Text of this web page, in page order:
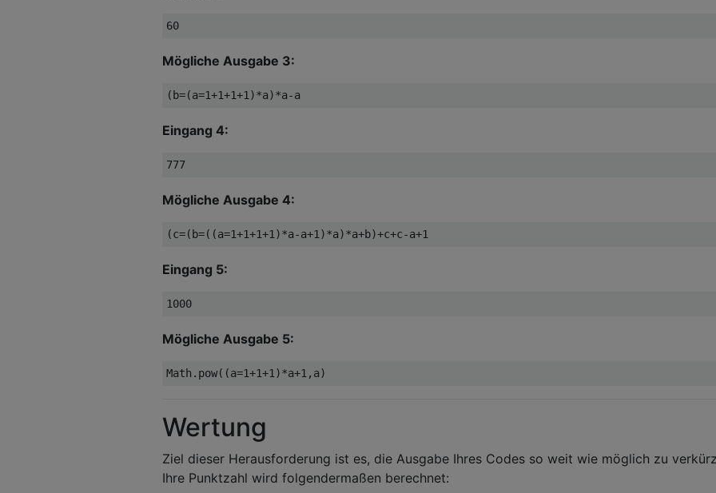
Mögliche Ausgabe 3:
Eingang 4:
Mögliche Ausgabe 4:
Eingang 5:
Mögliche Ausgabe 5:
Wertung
Ziel dieser Herausforderung ist es, die Ausgabe Ihres Codes so weit wie möglich zu
Ihre Punktzahl wird folgendermaßen berechnet: